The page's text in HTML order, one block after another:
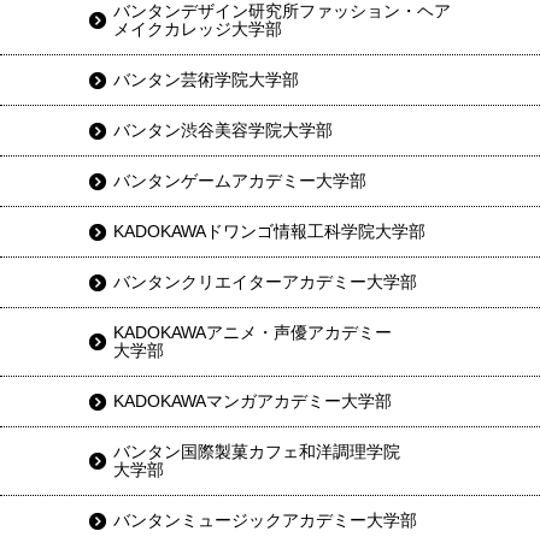
バンタンデザイン研究所ファッション・ヘア
メイクカレッジ大学部
バンタン芸術学院大学部
バンタン渋谷美容学院大学部
バンタンゲームアカデミー大学部
KADOKAWAドワンゴ情報工科学院大学部
バンタンクリエイターアカデミー大学部
KADOKAWAアニメ・声優アカデミー
大学部
KADOKAWAマンガアカデミー大学部
バンタン国際製菓カフェ和洋調理学院
大学部
バンタンミュージックアカデミー大学部